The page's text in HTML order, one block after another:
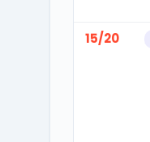
15/20